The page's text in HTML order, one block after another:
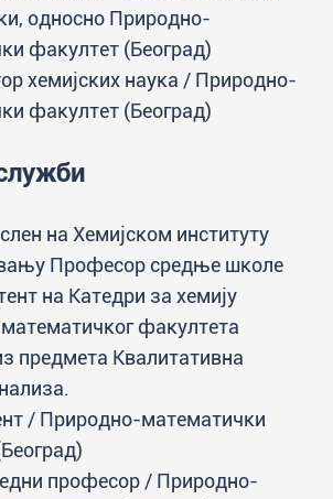
односно Природно-
факултет (Београд)
хемијских наука / Природно-
факултет (Београд)
на Хемијском институту
Професор средње школе
на Катедри за хемију
факултета
предмета Квалитативна
/ Природно-математички
професор / Природно-